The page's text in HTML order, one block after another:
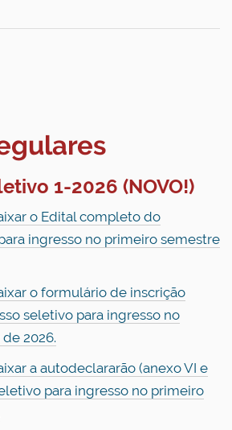
1-2026 (NOVO!)
o Edital completo do
ingresso no primeiro semestre
o formulário de inscrição
seletivo para ingresso no
2026.
a autodeclararão (anexo VI e
para ingresso no primeiro